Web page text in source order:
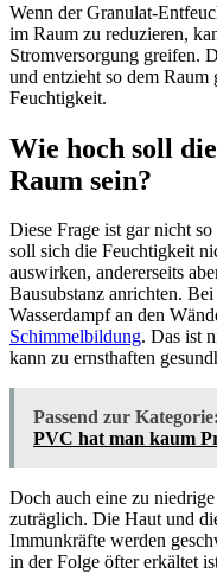
Wenn der Granulat-
im Raum zu reduzieren,
Stromversorgung greifen.
und entzieht so dem Raum
Feuchtigkeit.
Wie hoch soll
Raum sein?
Diese Frage ist gar nicht
soll sich die Feuchtigkeit
auswirken, andererseits
Bausubstanz anrichten.
Wasserdampf an den
Schimmelbildung. Das ist
kann zu ernsthaften
Passend zur Kategorie:
PVC hat man kaum
Doch auch eine zu
zuträglich. Die Haut und
Immunkräfte werden
in der Folge öfter erkältet